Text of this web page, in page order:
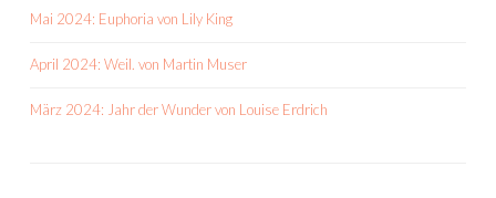
Mai 2024: Euphoria von Lily King
April 2024: Weil. von Martin Muser
März 2024: Jahr der Wunder von Louise Erdrich